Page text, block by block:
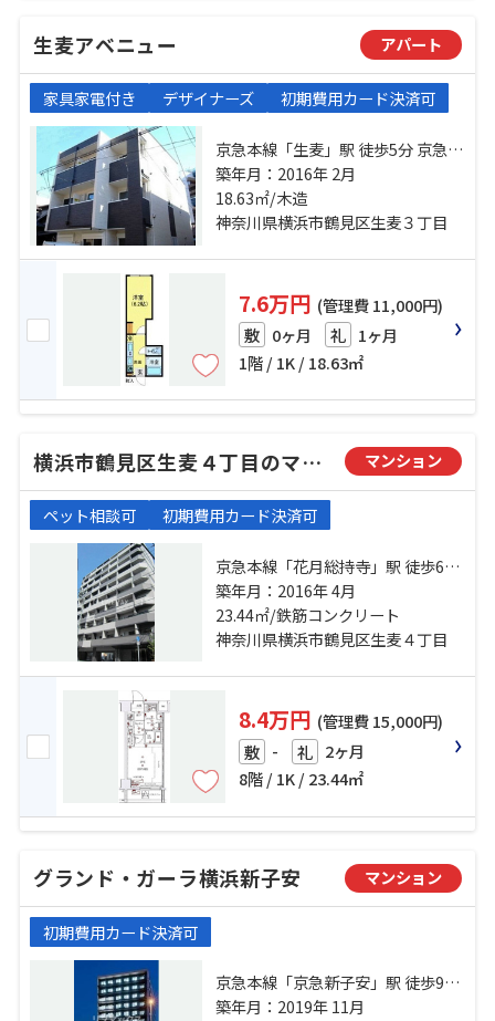
生麦アベニュー アパート
家具家電付き デザイナーズ 初期費用カード決済可
京急本線「生麦」駅 徒歩5分 京急本
線「花月総持寺」駅 徒歩13分 鶴見
線「国道」駅 徒歩15分
築年月：2016年 2月
18.63㎡/木造
神奈川県横浜市鶴見区生麦３丁目
7.6万円 (管理費 11,000円)
敷 0ヶ月 礼 1ヶ月
1階 / 1K / 18.63㎡
横浜市鶴見区生麦４丁目のマンション マンション
ペット相談可 初期費用カード決済可
京急本線「花月総持寺」駅 徒歩6分
京急本線「生麦」駅 徒歩6分 鶴見線
「国道」駅 徒歩8分
築年月：2016年 4月
23.44㎡/鉄筋コンクリート
神奈川県横浜市鶴見区生麦４丁目
8.4万円 (管理費 15,000円)
敷 - 礼 2ヶ月
8階 / 1K / 23.44㎡
グランド・ガーラ横浜新子安 マンション
初期費用カード決済可
京急本線「京急新子安」駅 徒歩9分
京浜東北線「新子安」駅 徒歩10分
築年月：2019年 11月